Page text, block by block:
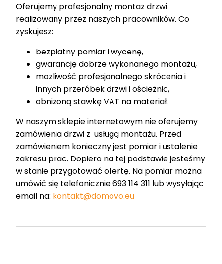
Oferujemy profesjonalny montaż drzwi
realizowany przez naszych pracowników. Co
zyskujesz:
bezpłatny pomiar i wycenę,
gwarancję dobrze wykonanego montażu,
możliwość profesjonalnego skrócenia i
innych przeróbek drzwi i ościeżnic,
obniżoną stawkę VAT na materiał.
W naszym sklepie internetowym nie oferujemy
zamówienia drzwi z usługą montażu. Przed
zamówieniem konieczny jest pomiar i ustalenie
zakresu prac. Dopiero na tej podstawie jesteśmy
w stanie przygotować ofertę. Na pomiar można
umówić się telefonicznie 693 114 311 lub wysyłając
email na: kontakt@domovo.eu